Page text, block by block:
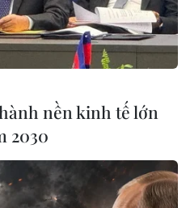
bán phá
Mexico
nền kinh tế lớn
2030